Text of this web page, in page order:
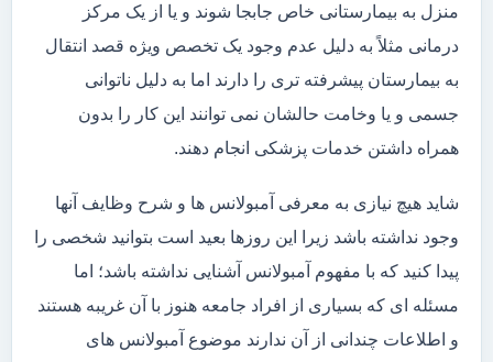
منزل به بیمارستانی خاص جابجا شوند و یا از یک مرکز
درمانی مثلاً به دلیل عدم وجود یک تخصص ویژه قصد انتقال
به بیمارستان پیشرفته تری را دارند اما به دلیل ناتوانی
جسمی و یا وخامت حالشان نمی توانند این کار را بدون
همراه داشتن خدمات پزشکی انجام دهند.
شاید هیچ نیازی به معرفی آمبولانس ها و شرح وظایف آنها
وجود نداشته باشد زیرا این روزها بعید است بتوانید شخصی را
پیدا کنید که با مفهوم آمبولانس آشنایی نداشته باشد؛ اما
مسئله ای که بسیاری از افراد جامعه هنوز با آن غریبه هستند
و اطلاعات چندانی از آن ندارند موضوع آمبولانس های